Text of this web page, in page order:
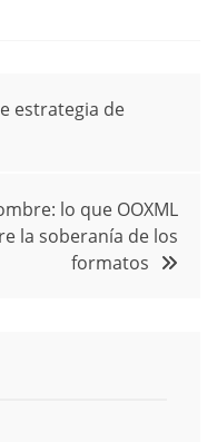
estrategia de
lo que OOXML
la soberanía de los
formatos